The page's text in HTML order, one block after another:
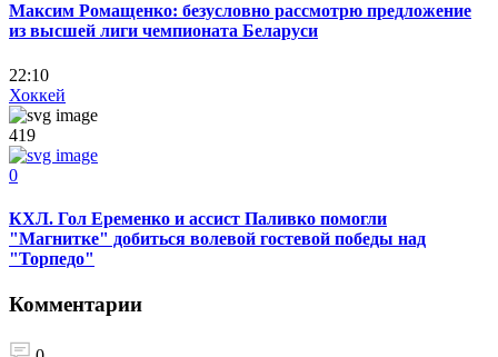
Максим Ромащенко: безусловно рассмотрю предложение
из высшей лиги чемпионата Беларуси
22:10
Хоккей
419
0
КХЛ. Гол Еременко и ассист Паливко помогли
"Магнитке" добиться волевой гостевой победы над
"Торпедо"
Комментарии